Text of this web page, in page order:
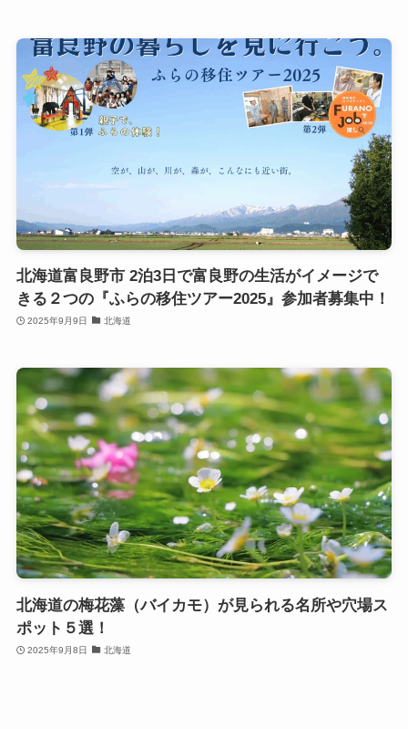
北海道富良野市 2泊3日で富良野の生活がイメージで
きる２つの『ふらの移住ツアー2025』参加者募集中！
2025年9月9日 北海道
北海道の梅花藻（バイカモ）が見られる名所や穴場ス
ポット５選！
2025年9月8日 北海道